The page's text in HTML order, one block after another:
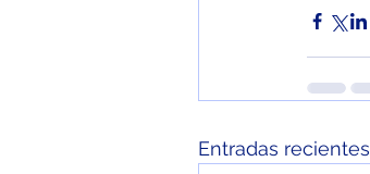
Entradas recientes